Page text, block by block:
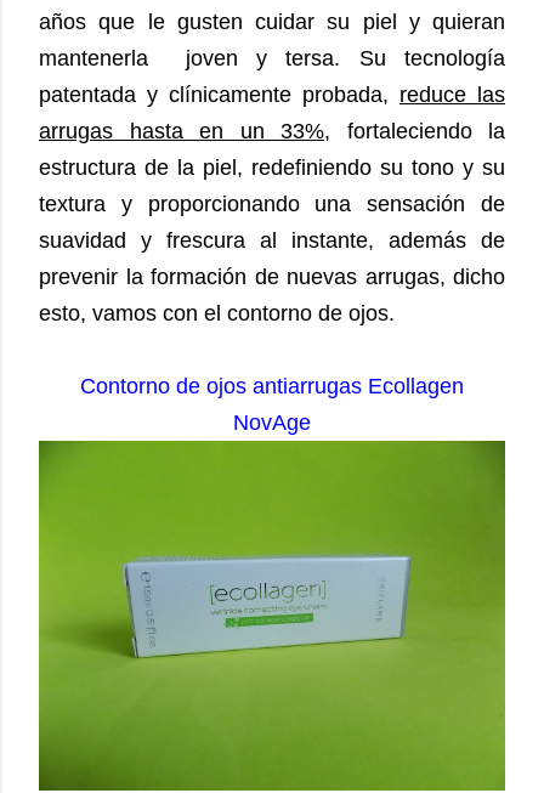
años que le gusten cuidar su piel y quieran
mantenerla joven y tersa. Su tecnología
patentada y clínicamente probada, reduce las
arrugas hasta en un 33%, fortaleciendo la
estructura de la piel, redefiniendo su tono y su
textura y proporcionando una sensación de
suavidad y frescura al instante, además de
prevenir la formación de nuevas arrugas, dicho
esto, vamos con el contorno de ojos.
Contorno de ojos antiarrugas Ecollagen
NovAge